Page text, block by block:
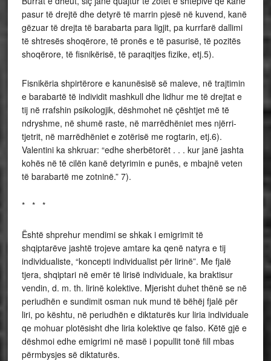
pasur të drejtë dhe detyrë të marrin pjesë në kuvend, kanë
gëzuar të drejta të barabarta para ligjit, pa kurrfarë dallimi
të shtresës shoqërore, të pronës e të pasurisë, të pozitës
shoqërore, të fisnikërisë, të paraqitjes fizike, etj.5).
Fisnikëria shpirtërore e kanunësisë së maleve, në trajtimin
e barabartë të individit mashkull dhe lidhur me të drejtat e
tij në rrafshin psikologjik, dëshmohet në çështjet më të
ndryshme, në shumë raste, në marrëdhëniet mes njërri-
tjetrit, në marrëdhëniet e zotërisë me rogtarin, etj.6).
Valentini ka shkruar: “edhe sherbëtorët . . . kur janë jashta
kohës në të cilën kanë detyrimin e punës, e mbajnë veten
të barabartë me zotninë.” 7).
* * *
Është shprehur mendimi se shkak i emigrimit të
shqiptarëve jashtë trojeve amtare ka qenë natyra e tij
individualiste, “koncepti individualist për lirinë”. Me fjalë
tjera, shqiptari në emër të lirisë individuale, ka braktisur
vendin, d. m. th. lirinë kolektive. Mjerisht duhet thënë se në
periudhën e sundimit osman nuk mund të bëhëj fjalë për
liri, po kështu, në periudhën e diktaturës kur liria individuale
qe mohuar plotësisht dhe liria kolektive qe falso. Këtë gjë e
dëshmoi edhe emigrimi në masë i popullit tonë fill mbas
përmbysjes së diktaturës.